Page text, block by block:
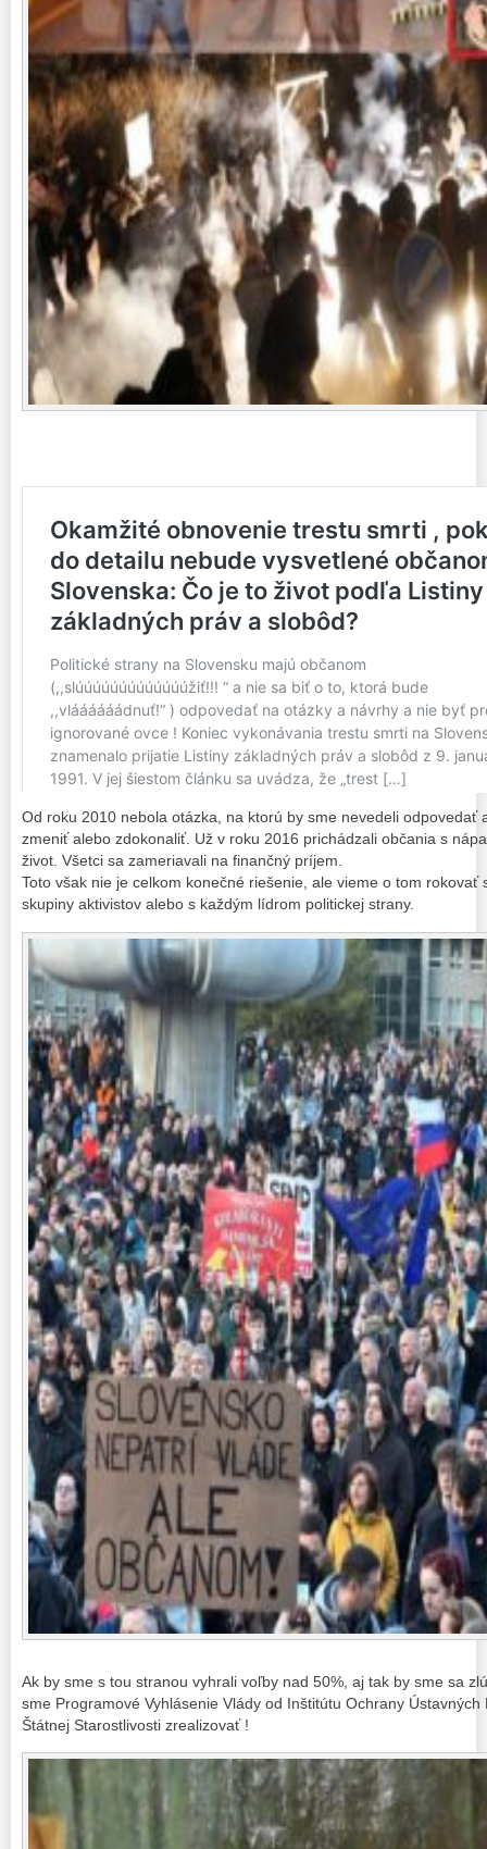
Od roku 2010 nebola otázka, na ktorú by sme nevedeli odpovedať
zmeniť alebo zdokonaliť. Už v roku 2016 prichádzali občania s
život. Všetci sa zameriavali na finančný príjem.
Toto však nie je celkom konečné riešenie, ale vieme o tom rokovať
skupiny aktivistov alebo s každým lídrom politickej strany.
Ak by sme s tou stranou vyhrali voľby nad 50%, aj tak by sme sa
sme Programové Vyhlásenie Vlády od Inštitútu Ochrany
Štátnej Starostlivosti zrealizovať !